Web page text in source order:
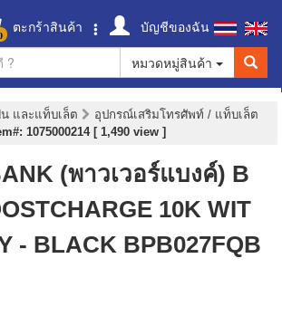
ตะกร้าสินค้า
บัญชีของฉัน
หมวดหมู่สินค้า
และแท็บเล็ต
อุปกรณ์เสริมโทรศัพท์ / แท็บเล็ต
1075000214 [ 1,490 view ]
(พาวเวอร์แบงค์) B
10K WIT
- BLACK BPB027FQB